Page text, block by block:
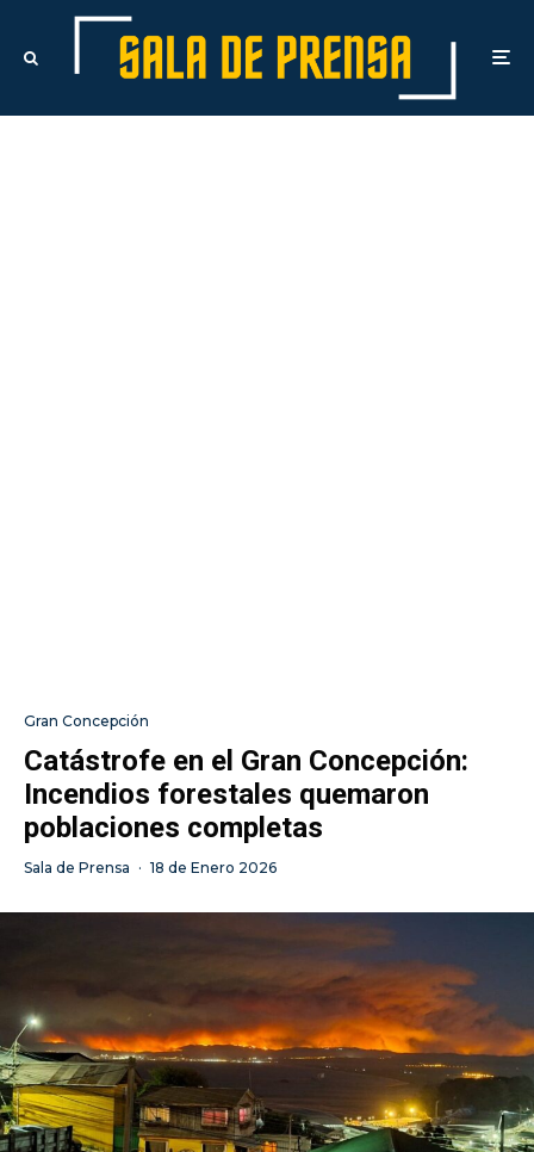
Gran Concepción
Catástrofe en el Gran Concepción:
Incendios forestales quemaron
poblaciones completas
Sala de Prensa · 18 de Enero 2026